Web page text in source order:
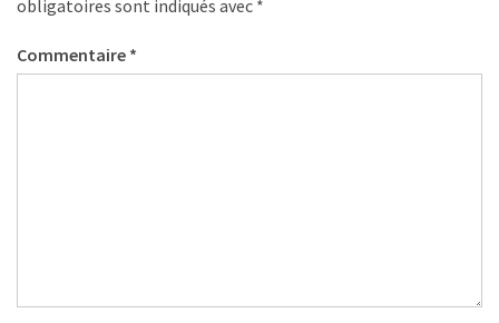
obligatoires sont indiqués avec *
Commentaire *